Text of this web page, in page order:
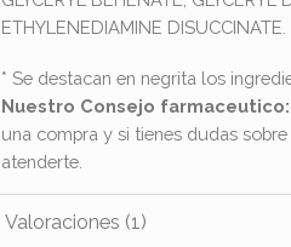
ETHYLENEDIAMINE DISUCCINATE.
* Se destacan en negrita los
Nuestro Consejo farmaceutico:
una compra y si tienes dudas
atenderte.
Valoraciones (1)